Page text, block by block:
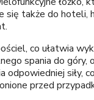
także do
co ułatwia
spania do
siły,
przed